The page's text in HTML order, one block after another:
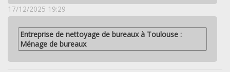
17/12/2025 19:29
Entreprise de nettoyage de bureaux à Toulouse :
Ménage de bureaux